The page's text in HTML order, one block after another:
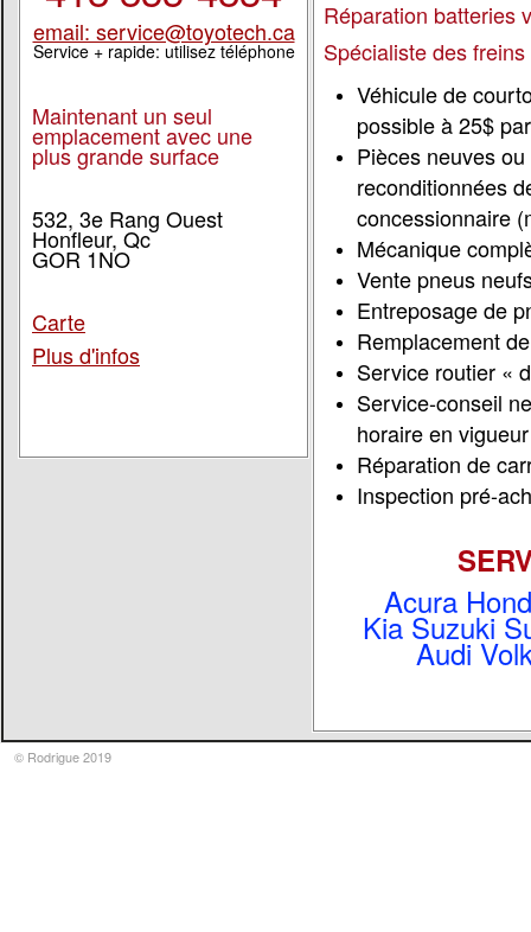
email: service@toyotech.ca
Service + rapide: utilisez téléphone
Maintenant un seul
emplacement avec une
plus grande surface
532, 3e Rang Ouest
Honfleur, Qc
GOR 1NO
Carte
Plus d'infos
Réparation batteries
Spécialiste des freins
Véhicule de
possible à 25$
Pièces neuves
reconditionnées
concessionnaire
Mécanique
Vente pneus
Entreposage de
Remplacement
Service routier «
Service-conseil
horaire en vigueur
Réparation de
Inspection pré-
Acura
Kia Suzuki
Audi
© Rodrigue 2019